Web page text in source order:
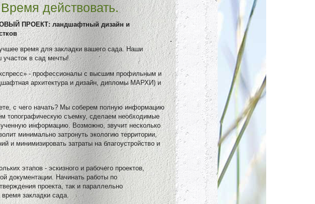
действовать.
ПРОЕКТ: ландшафтный дизайн и
время для закладки вашего сада. Наши
участок в сад мечты!
- профессионалы с высшим профильным и
архитектура и дизайн, дипломы МАРХИ) и
с чего начать? Мы соберем полную информацию
топографическую съемку, сделаем необходимые
информацию. Возможно, звучит несколько
минимально затронуть экологию территории,
и минимизировать затраты на благоустройство и
этапов - эскизного и рабочего проектов,
документации. Начинать работы по
проекта, так и параллельно
закладки сада.